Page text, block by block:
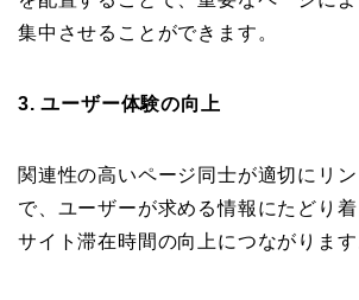
集中させることができます。
3. ユーザー体験の向上
関連性の高いページ同士が適切にリ
で、ユーザーが求める情報にたどり着
サイト滞在時間の向上につながります